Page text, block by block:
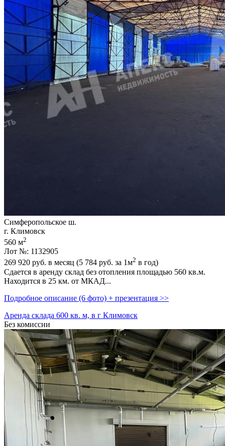
Симферопольское ш.
г. Климовск
560 м2
Лот №: 1132905
269 920 руб. в месяц (5 784 руб. за 1м2 в год)
Сдается в аренду склад без отопления площадью 560 кв.м.
Находится в 25 км. от МКАД...
Подробное описание (6 фото) + презентация >>
Аренда склада 600 кв. м, в г Климовск
Без комиссии